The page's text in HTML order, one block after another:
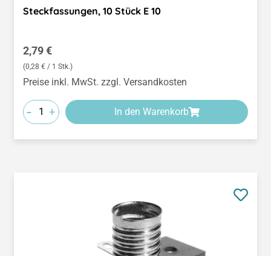
Steckfassungen, 10 Stück E 10
Regulärer Preis:
2,79 €
(0,28 € / 1 Stk.)
Preise inkl. MwSt. zzgl. Versandkosten
- + In den Warenkorb